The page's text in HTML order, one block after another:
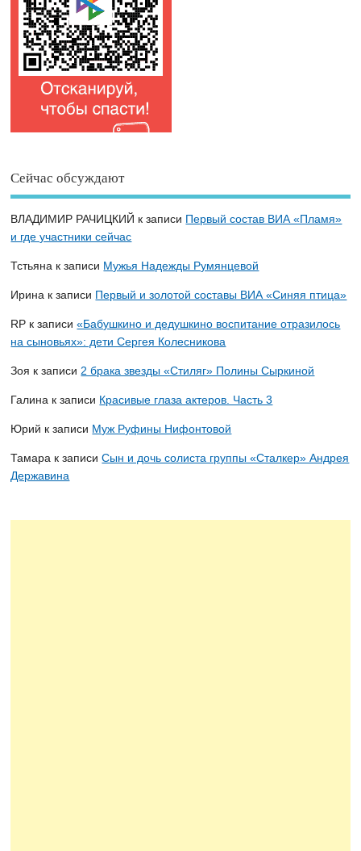
Сейчас обсуждают
ВЛАДИМИР РАЧИЦКИЙ к записи Первый состав ВИА «Пламя»
и где участники сейчас
Тстьяна к записи Мужья Надежды Румянцевой
Ирина к записи Первый и золотой составы ВИА «Синяя птица»
RP к записи«Бабушкино и дедушкино воспитание отразилось
на сыновьях»: дети Сергея Колесникова
Зоя к записи2 брака звезды «Стиляг» Полины Сыркиной
Галина к записи Красивые глаза актеров. Часть 3
Юрий к записи Муж Руфины Нифонтовой
Тамара к записиСын и дочь солиста группы «Сталкер» Андрея
Державина